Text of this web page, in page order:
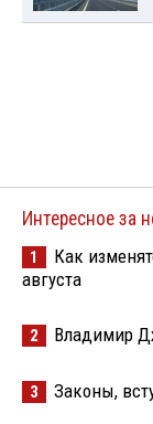
Интересное за
1
Как
августа
2 Владимир
3 Законы,